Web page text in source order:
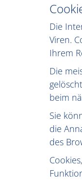
Die
Viren.
Ihrem
Die
beim
Sie
die
des